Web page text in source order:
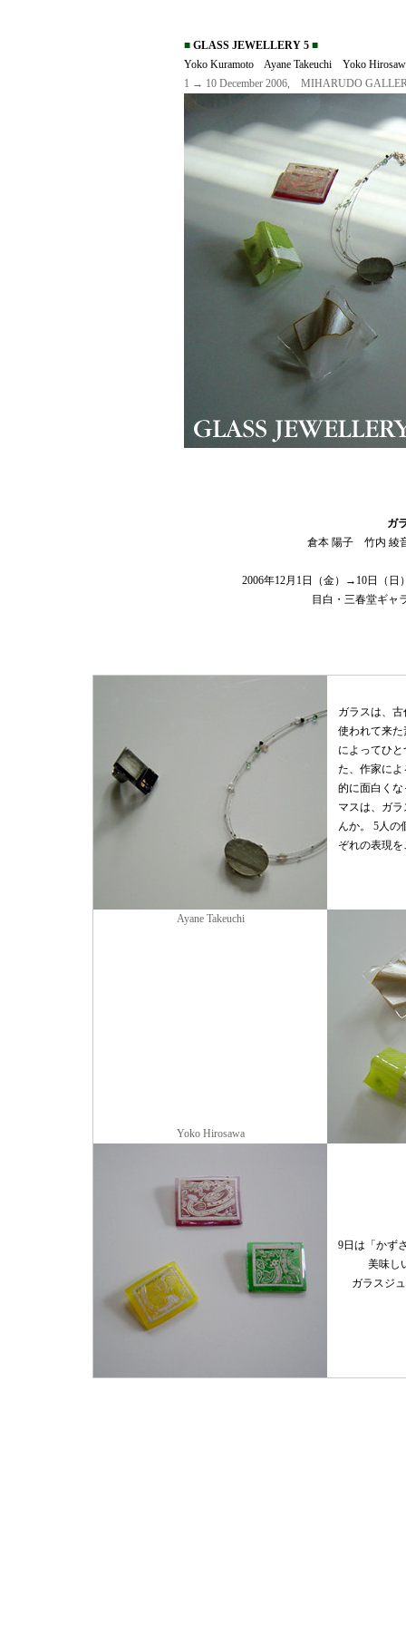
■ GLASS JEWELLERY 5 ■
Yoko Kuramoto Ayane Takeuchi Yoko
1 → 10 December 2006, MIHARUDO
ガ
倉本 陽子 竹内
2006年12月1日（金）→10日（
目白・三春堂ギャ
ガラスは、
使われて来
によってひ
た、作家に
的に面白く
マスは、ガ
んか。 5人の
ぞれの表現
Ayane Takeuchi
Yoko Hirosawa
9日は「かず
美味し
ガラスジ